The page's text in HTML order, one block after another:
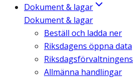
Dokument & lagar
Dokument & lagar
Beställ och ladda ner
Riksdagens öppna data
Allmänna handlingar